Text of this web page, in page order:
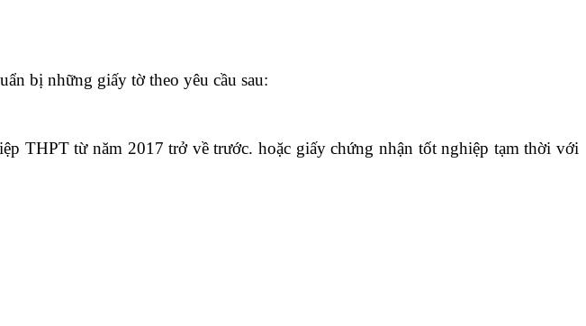
bị những giấy tờ theo yêu cầu sau:
từ năm 2017 trở về trước. hoặc giấy chứng nhận tốt nghiệp tạm thời với